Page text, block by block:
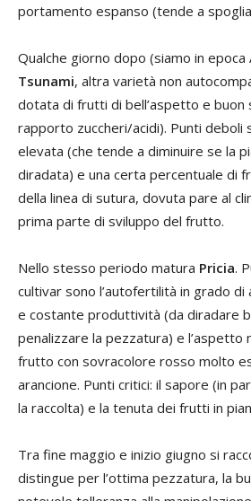
portamento espanso (tende a
Qualche giorno dopo (siamo in epoca
Tsunami, altra varietà non
dotata di frutti di bell’aspetto e buon
rapporto zuccheri/acidi). Punti deboli
elevata (che tende a diminuire se la
diradata) e una certa percentuale di
della linea di sutura, dovuta pare al
prima parte di sviluppo del frutto.
Nello stesso periodo matura Pricia.
cultivar sono l’autofertilità in grado di
e costante produttività (da diradare
penalizzare la pezzatura) e
frutto con sovracolore rosso molto
arancione. Punti critici: il sapore (in
la raccolta) e la tenuta dei frutti in
Tra fine maggio e inizio giugno si
distingue per l’ottima pezzatura, la